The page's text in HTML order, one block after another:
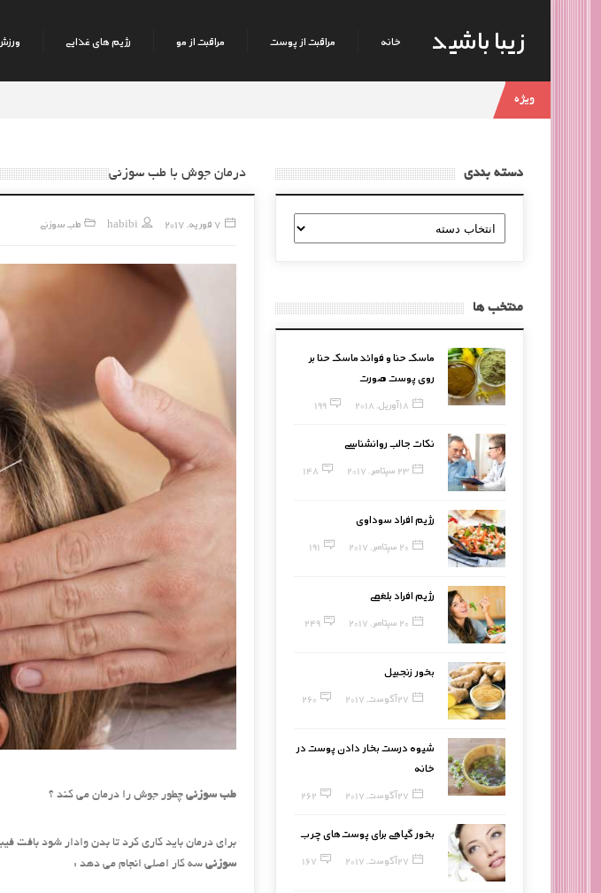
زیبا باشید خانه مراقبت از پوست مراقبت از مو رژیم های غذایی
ویژه ماسک
درمان جوش با طب سوزنی
7 فوریه, 2017 habibi طب سوزنی
طب سوزنی چطور جوش را درمان می کند ؟
برای درمان باید کاری کرد تا بدن وادار شود بافت
سوزنی سه کار اصلی انجام می دهد :
دسته بندی
دسته
بندی
منتخب ها
ماسک حنا و فوائد ماسک حنا بر
روی پوست صورت
18 آوریل, 2018 199
نکات جالب روانشناسی
23 سپتامبر, 2017 148
رژیم افراد سوداوی
20 سپتامبر, 2017 191
رژیم افراد بلغمی
20 سپتامبر, 2017 249
بخور زنجبیل
27 آگوست, 2017 260
شیوه درست بخار دادن پوست در
خانه
27 آگوست, 2017 262
بخور گیاهی برای پوست‌های چرب
27 آگوست, 2017 167